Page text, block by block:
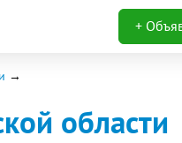
+
области